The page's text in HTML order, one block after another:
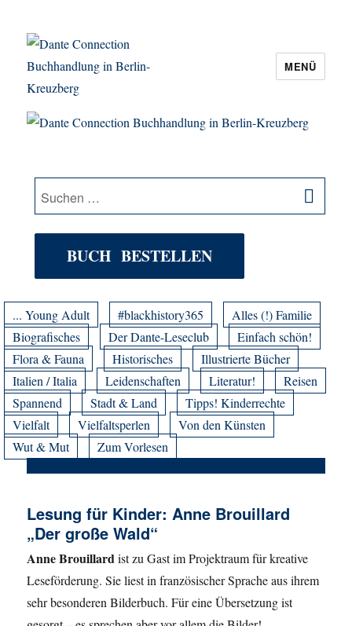
Dante Connection Buchhandlung in
MENÜ
Suche
nach:
BUCH BESTELLEN
... Young Adult #blackhistory365
Alles (!) Familie
Biografisches
Der Dante-Leseclub
Einfach schön!
Flora & Fauna
Historisches
Illustrierte Bücher
Italien / Italia
Leidenschaften Literatur!
Reisen
Spannend
Stadt & Land
Tipps! Kinderrechte
Vielfalt
Vielfaltsperlen
Von den Künsten
Wut & Mut
Zum Vorlesen
Lesung für Kinder: Anne Brouillard
„Der große Wald“
Anne Brouillard ist zu Gast im Projektraum für kreative
Leseförderung. Sie liest in französischer Sprache aus ihrem
sehr besonderen Bilderbuch. Für eine Übersetzung ist